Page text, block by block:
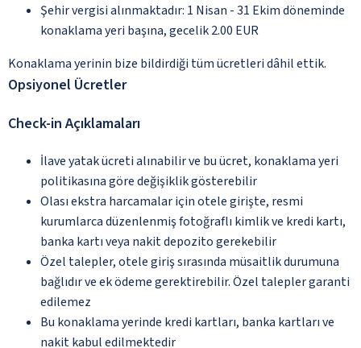
Şehir vergisi alınmaktadır: 1 Nisan - 31 Ekim döneminde
konaklama yeri başına, gecelik 2.00 EUR
Konaklama yerinin bize bildirdiği tüm ücretleri dâhil ettik.
Opsiyonel Ücretler
Check-in Açıklamaları
İlave yatak ücreti alınabilir ve bu ücret, konaklama yeri
politikasına göre değişiklik gösterebilir
Olası ekstra harcamalar için otele girişte, resmi
kurumlarca düzenlenmiş fotoğraflı kimlik ve kredi kartı,
banka kartı veya nakit depozito gerekebilir
Özel talepler, otele giriş sırasında müsaitlik durumuna
bağlıdır ve ek ödeme gerektirebilir. Özel talepler garanti
edilemez
Bu konaklama yerinde kredi kartları, banka kartları ve
nakit kabul edilmektedir